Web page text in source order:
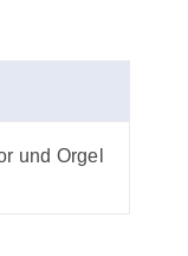
und Orgel